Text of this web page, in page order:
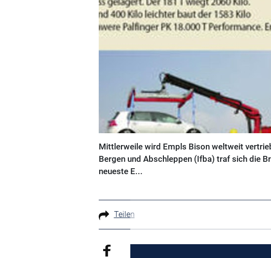
Mittlerweile wird Empls Bison weltweit
Bergen und Abschleppen (Ifba) traf sich die
neueste E...
Teilen